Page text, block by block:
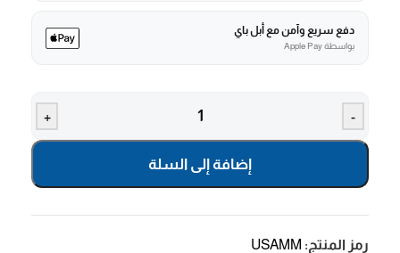
دفع سريع وآمن مع أبل باي
بواسطة Apple Pay
-
+
إضافة إلى السلة
رمز المنتج: USAMM